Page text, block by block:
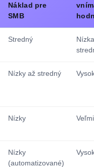
Náklad pre
SMB
Stredný
Nízky až stredný
Nízky
Nízky
(automatizované)